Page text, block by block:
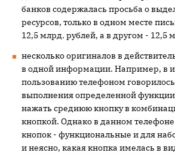
банков содержалась просьба о
ресурсов, только в одном месте
12,5 млрд. рублей, а в другом - 12,5
несколько оригиналов в
в одной информации. Например, в
пользованию телефоном
выполнения определенной
нажать среднюю кнопку в
кнопкой. Однако в данном
кнопок - функциональные и для
и неясно, какая кнопка имелась в